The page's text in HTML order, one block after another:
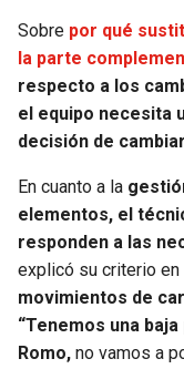
Sobre por qué
la parte
respecto a los
el equipo necesita
decisión de
En cuanto a la
elementos, el
responden a las
explicó su criterio
movimientos de
“Tenemos una
Romo, no vamos a